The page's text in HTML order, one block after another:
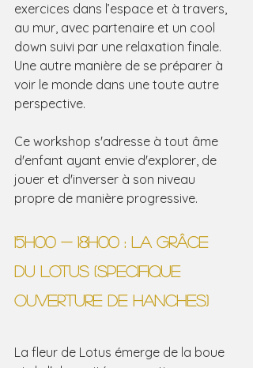
exercices dans l’espace et à travers,
au mur, avec partenaire et un cool
down suivi par une relaxation finale.
Une autre manière de se préparer à
voir le monde dans une toute autre
perspective.
Ce workshop s'adresse à tout âme
d'enfant ayant envie d'explorer, de
jouer et d'inverser à son niveau
propre de manière progressive.
15H00 - 18H00 : LA GRÂCE
DU LOTUS (SPECIFIQUE
OUVERTURE DE HANCHES)
La fleur de Lotus émerge de la boue